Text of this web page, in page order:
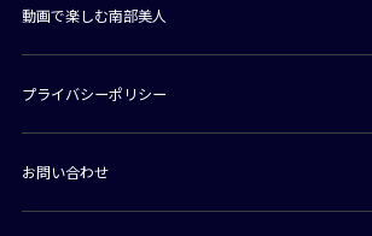
動画で楽しむ南部美人
プライバシーポリシー
お問い合わせ